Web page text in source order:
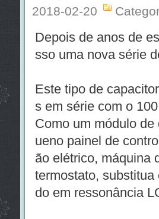
2018-02-20
Depois de anos de
sso uma nova série
Este tipo de
s em série com o
Como um módulo
ueno painel de
ão elétrico, máquina
termostato, substitua
do em ressonância